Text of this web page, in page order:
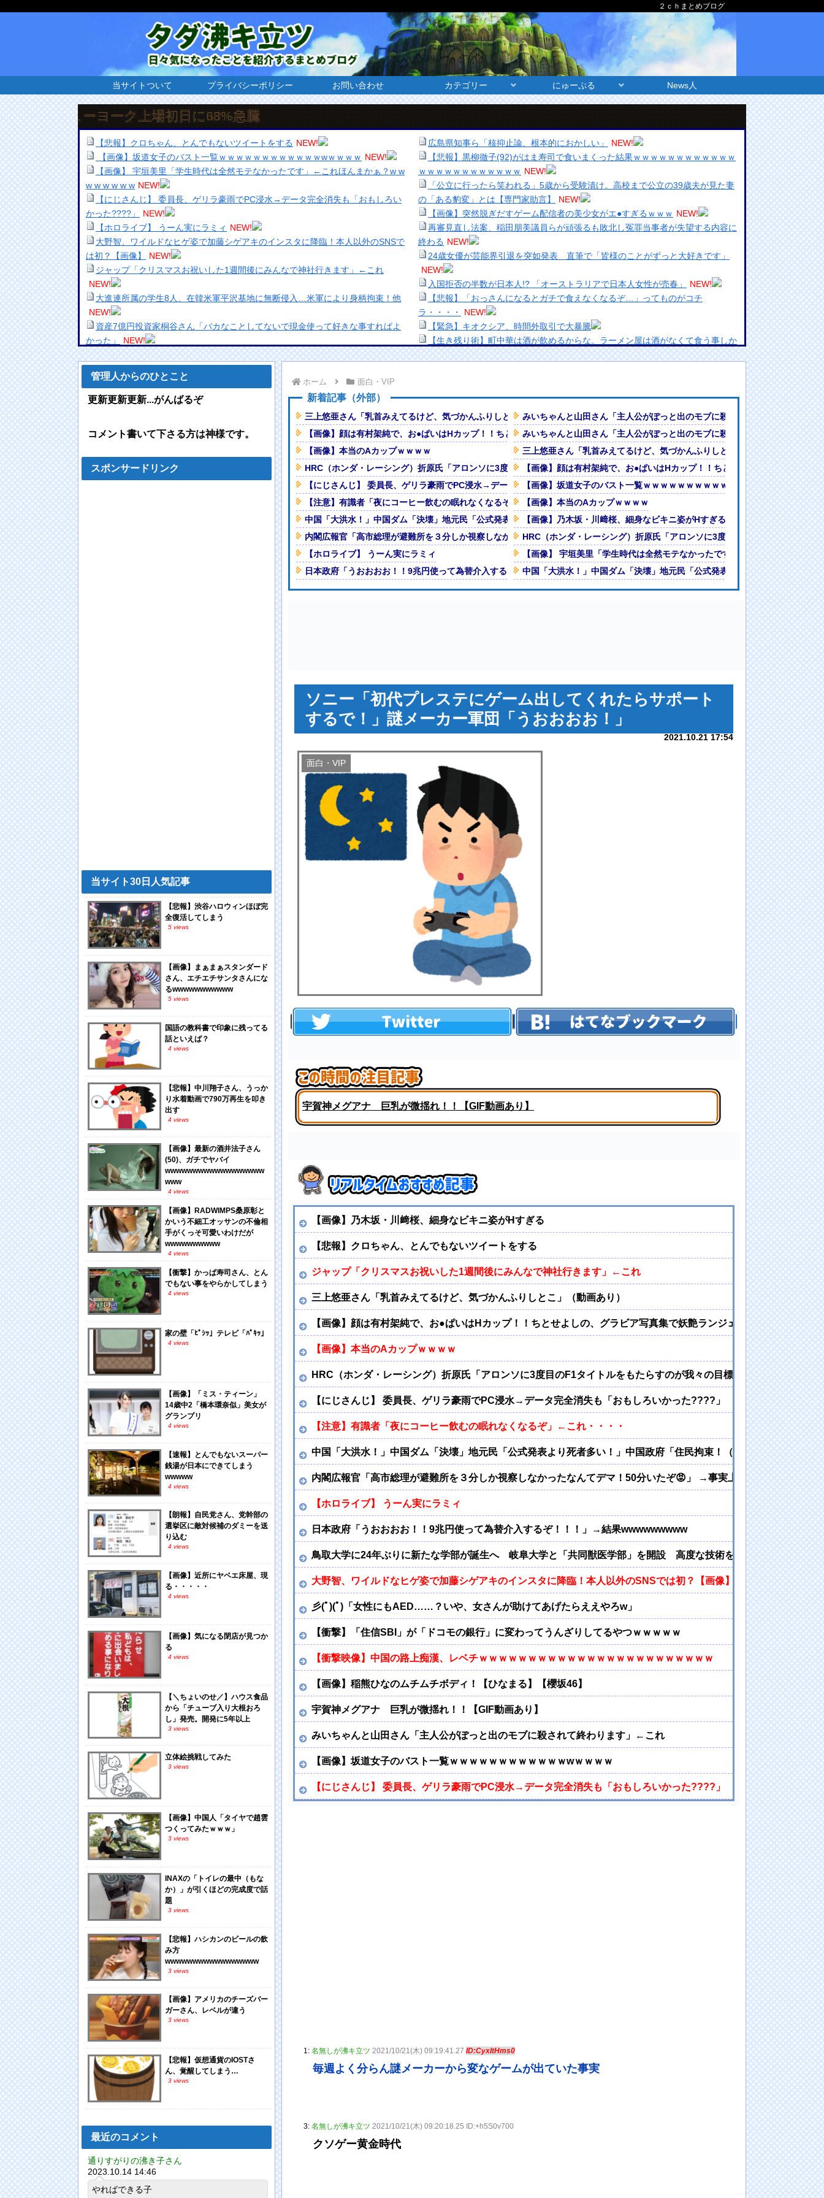
２ｃｈまとめブログ
当サイトついて プライバシーポリシー お問い合わせ カテゴリー にゅーぷる News人
ーヨーク上場初日に68%急騰
【悲報】クロちゃん、とんでもないツイートをする NEW!
【画像】坂道女子のバスト一覧ｗｗｗｗｗｗｗｗｗｗｗｗwｗｗｗｗ NEW!
【画像】 宇垣美里「学生時代は全然モテなかったです」←これほんまかぁ？w w
w w w w w w NEW!
【にじさんじ】 委員長、ゲリラ豪雨でPC浸水→データ完全消失も「おもしろい
かった????」
NEW!
【ホロライブ】 うーん実にラミィ NEW!
大野智、ワイルドなヒゲ姿で加藤シゲアキのインスタに降臨！本人以外のSNSで
は初？【画像】
NEW!
ジャップ「クリスマスお祝いした1週間後にみんなで神社行きます」←これ
NEW!
大進連所属の学生8人、在韓米軍平沢基地に無断侵入…米軍により身柄拘束！他
NEW!
資産7億円投資家桐谷さん「バカなことしてないで現金使って好きな事すればよ
かった」
NEW!
ｗｗｗｗｗｗｗｗｗｗｗｗ
【悲報】清水アキラ、息子・清水良太郎さんの死去に悲痛「この現状を受け止め
ることができておりません」 NEW!
【画像】突然脱ぎだすゲーム配信者の美少女がエ●すぎるｗｗｗ
NEW!
【悲報】円安ホクホクで儲けてた日本人、日米政府の異例の共同声明で円安退治
されて終わる NEW!
24歳女優が芸能界引退を突如発表 直筆で「皆様のことがずっと大好きです」
NEW!
【ワンピース】ゾロ「女だぞ」エネル「見ればわかる」←ここ好きすぎるｗｗｗ
【動画】ロシアのJC、こんなことまでさせられるｗｗｗwｗｗｗｗｗｗｗｗ❤
【悲報】「おっさんになるとガチで食えなくなるぞ…」ってものがコチ
海外「全部日本の真似だったのか…」 日本の普通のテレビ番組が最新SNSの数
三上悠亜さん「乳首みえてるけど、気づかんふりしとこ」（動画あり）
日本人の人口が42年ぶり1億2千万人割れ…91万人減の1億1973万人
ドイツ人男性がランニングシューズで富士登山 「足をくじいて動けない」
広島県知事ら「核抑止論、根本的におかしい」
NEW!
【悲報】黒柳徹子(92)がはま寿司で食いまくった結果ｗｗｗｗｗｗｗｗｗｗｗｗ
ｗｗｗｗｗｗｗｗｗｗｗｗ NEW!
「公立に行ったら笑われる」5歳から受験漬け。高校まで公立の39歳夫が見た妻
の「ある豹変」とは【専門家助言】
NEW!
【画像】突然脱ぎだすゲーム配信者の美少女がエ●すぎるｗｗｗ NEW!
再審見直し法案、稲田朋美議員らが頑張るも敗北し冤罪当事者が失望する内容に
終わる NEW!
24歳女優が芸能界引退を突如発表 直筆で「皆様のことがずっと大好きです」
NEW!
入国拒否の半数が日本人!? 「オーストラリアで日本人女性が売春」
NEW!
【悲報】「おっさんになるとガチで食えなくなるぞ…」ってものがコチ
ラ・・・・
NEW!
【緊急】キオクシア、時間外取引で大暴騰
【生き残り術】町中華は酒が飲めるからな。ラーメン屋は酒がなくて食う事しか
熊本地震、「九州自動車道は混んでない」と実況しながら被災地へ向かう有名ア
ナなどに批判殺到 全国紙記者「最新の状況をいち早く伝えることは報道機関として
の責務」「情報を取り上げることには大きな意義がある」
【画像】顔100点、体30点の女ｗｗｗ
「洋画に日本版主題歌は必要か?」論争
【悲報】職場で無能判定された人間って割とガチめに差別されるよな・・・
Powered by livedoor 相互RSS
ホーム 面白・VIP
新着記事（外部）
三上悠亜さん「乳首みえてるけど、気づかんふりしとこ」（動画あり）
【画像】顔は有村架純で、お●ぱいはHカップ！！ちとせよしの、グラビア写真集で妖艶ランジェリー姿を大胆披露！！
【画像】本当のAカップｗｗｗｗ
HRC（ホンダ・レーシング）折原氏「アロンソに3度目のF1タイトルをもたらすのが我々の目標」
【にじさんじ】 委員長、ゲリラ豪雨でPC浸水→データ完全消失も「おもしろいかった????」
【注意】有識者「夜にコーヒー飲むの眠れなくなるぞ」←これ・・・・
中国「大洪水！」中国ダム「決壊」地元民「公式発表より死者多い！」中国政府「住民拘束！（安否不明」中国当局「救助隊動画も
内閣広報官「高市総理が避難所を３分しか視察しなかったなんてデマ！50分いたぞ😡」 →事実上の視察は数分で正解
【ホロライブ】 うーん実にラミィ
日本政府「うおおおお！！9兆円使って為替介入するぞ！！！」→結果wwwwwwwww
みいちゃんと山田さん「主人公がぽっと出のモブに殺されて終わります」←
みいちゃんと山田さん「主人公がぽっと出のモブに殺されて終わります」←
三上悠亜さん「乳首みえてるけど、気づかんふりしとこ」（動画あり）
【画像】顔は有村架純で、お●ぱいはHカップ！！ちとせよしの、グラビア写
【画像】坂道女子のバスト一覧ｗｗｗｗｗｗｗｗｗｗｗｗwｗｗｗｗ
【画像】本当のAカップｗｗｗｗ
【画像】乃木坂・川﨑桜、細身なビキニ姿がHすぎる
HRC（ホンダ・レーシング）折原氏「アロンソに3度目のF1タイトルをもた
【画像】 宇垣美里「学生時代は全然モテなかったです」←これほんまかぁ？
中国「大洪水！」中国ダム「決壊」地元民「公式発表より死者多い！」中
ソニー「初代プレステにゲーム出してくれたらサポート
するで！」謎メーカー軍団「うおおおお！」
2021.10.21 17:54
面白・VIP
宇賀神メグアナ 巨乳が微揺れ！！【GIF動画あり】
【画像】乃木坂・川﨑桜、細身なビキニ姿がHすぎる
【悲報】クロちゃん、とんでもないツイートをする
ジャップ「クリスマスお祝いした1週間後にみんなで神社行きます」←これ
三上悠亜さん「乳首みえてるけど、気づかんふりしとこ」（動画あり）
【画像】顔は有村架純で、お●ぱいはHカップ！！ちとせよしの、グラビア写真集で妖艶ランジェリー姿を大胆披露
【画像】本当のAカップｗｗｗｗ
HRC（ホンダ・レーシング）折原氏「アロンソに3度目のF1タイトルをもたらすのが我々の目標」
【にじさんじ】 委員長、ゲリラ豪雨でPC浸水→データ完全消失も「おもしろいかった????」
【注意】有識者「夜にコーヒー飲むの眠れなくなるぞ」←これ・・・・
中国「大洪水！」中国ダム「決壊」地元民「公式発表より死者多い！」中国政府「住民拘束！（安否不明」中国当
内閣広報官「高市総理が避難所を３分しか視察しなかったなんてデマ！50分いたぞ😡」 →事実上の視察は数分で正
【ホロライブ】 うーん実にラミィ
日本政府「うおおおお！！9兆円使って為替介入するぞ！！！」→結果wwwwwwwww
鳥取大学に24年ぶりに新たな学部が誕生へ 岐阜大学と「共同獣医学部」を開設 高度な技術を持ったグローバル
大野智、ワイルドなヒゲ姿で加藤シゲアキのインスタに降臨！本人以外のSNSでは初？【画像】
彡(ﾟ)(ﾟ)「女性にもAED……？いや、女さんが助けてあげたらええやろw」
【衝撃】「住信SBI」が「ドコモの銀行」に変わってうんざりしてるやつｗｗｗｗｗ
【衝撃映像】中国の路上痴漢、レベチｗｗｗｗｗｗｗｗｗｗｗｗｗｗｗｗｗｗｗｗｗｗｗｗ
【画像】稲熊ひなのムチムチボディ！【ひなまる】【櫻坂46】
宇賀神メグアナ 巨乳が微揺れ！！【GIF動画あり】
みいちゃんと山田さん「主人公がぽっと出のモブに殺されて終わります」←これ
【画像】坂道女子のバスト一覧ｗｗｗｗｗｗｗｗｗｗｗｗwｗｗｗｗ
【にじさんじ】 委員長、ゲリラ豪雨でPC浸水→データ完全消失も「おもしろいかった????」
1: 名無しが沸キ立ツ 2021/10/21(木) 09:19:41.27 ID:CyxItHms0
毎週よく分らん謎メーカーから変なゲームが出ていた事実
3: 名無しが沸キ立ツ 2021/10/21(木) 09:20:18.25 ID:+h5S0v700
クソゲー黄金時代
管理人からのひとこと
更新更新更新...がんばるぞ
コメント書いて下さる方は神様です。
スポンサードリンク
当サイト30日人気記事
【悲報】渋谷ハロウィンほぼ完
全復活してしまう
5 views
【画像】まぁまぁスタンダード
さん、エチエチサンタさんにな
るwwwwwwwwwww
5 views
国語の教科書で印象に残ってる
話といえば？
4 views
【悲報】中川翔子さん、うっか
り水着動画で790万再生を叩き
出す
4 views
【画像】最新の酒井法子さん
(50)、ガチでヤバイ
wwwwwwwwwwwwwwwwww
www
4 views
【画像】RADWIMPS桑原彰と
かいう不細工オッサンの不倫相
手がくっそ可愛いわけだが
wwwwwwwwww
4 views
【衝撃】かっぱ寿司さん、とん
でもない事をやらかしてしまう
4 views
家の壁「ﾋﾟｼｯ」テレビ「ﾊﾟｷｯ」
4 views
【画像】「ミス・ティーン」
14歳中2「橋本環奈似」美女が
グランプリ
4 views
【速報】とんでもないスーパー
銭湯が日本にできてしまう
wwwww
4 views
【朗報】自民党さん、党幹部の
選挙区に敵対候補のダミーを送
り込む
4 views
【画像】近所にヤベエ床屋、現
る・・・・・
4 views
【画像】気になる閉店が見つか
る
4 views
【＼ちょいのせ／】ハウス食品
から「チューブ入り大根おろ
し」発売。開発に5年以上
3 views
立体絵挑戦してみた
3 views
【画像】中国人「タイヤで趙雲
つくってみたｗｗｗ」
3 views
INAXの「トイレの最中（もな
か）」が引くほどの完成度で話
題
3 views
【悲報】ハシカンのビールの飲
み方
wwwwwwwwwwwwwwwww
3 views
【画像】アメリカのチーズバー
ガーさん、レベルが違う
3 views
【悲報】仮想通貨のIOSTさ
ん、覚醒してしまう…
3 views
最近のコメント
通りすがりの沸き子さん
2023.10.14 14:46
やればできる子